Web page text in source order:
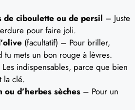
de ciboulette ou de persil – Juste
pour faire joli.
(facultatif) – Pour briller,
tu mets un bon rouge à lèvres.
indispensables, parce que bien
la clé.
ou d’herbes sèches – Pour un